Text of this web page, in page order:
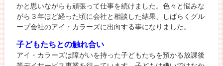
かと思いながらも頑張って仕事を続けました。色々と悩みな
がら３年ほど経った頃に会社と相談した結果、しばらくグル
ープ会社のアイ・カラーズに出向する事になりました。
子どもたちとの触れ合い
アイ・カラーズは障がいを持った子どもたちを預かる放課後